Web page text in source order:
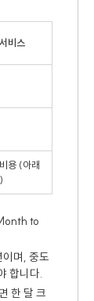
서비스
용 (아래
to
며, 중도
합니다.
한 달 크